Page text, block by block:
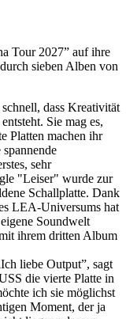
Tour 2027” auf ihre
sieben Alben von
dass Kreativität
Sie mag es,
Platten machen ihr
sehr
"Leiser" wurde zur
Schallplatte. Dank
LEA-Universums hat
Soundwelt
ihrem dritten Album
liebe Output”, sagt
die vierte Platte in
ich sie möglichst
Moment, der ja